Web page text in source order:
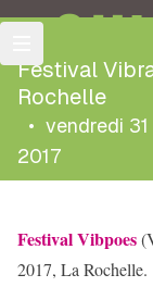
Festival
Rochelle
• vendredi
2017
Festival Vibpoes
2017, La Rochelle.